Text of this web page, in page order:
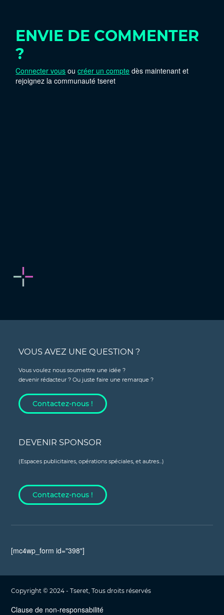
ENVIE DE COMMENTER
?
Connecter vous oucréer un compte dès maintenant et
rejoignez la communauté tseret
VOUS AVEZ UNE QUESTION ?
Vous voulez nous soumettre une idée ?
devenir rédacteur ? Ou juste faire une remarque ?
Contactez-nous !
DEVENIR SPONSOR
(Espaces publicitaires, opérations spéciales, et autres...)
Contactez-nous !
[mc4wp_form id="398"]
Copyright © 2024 - Tseret, Tous droits réservés
Clause de non-responsabilité